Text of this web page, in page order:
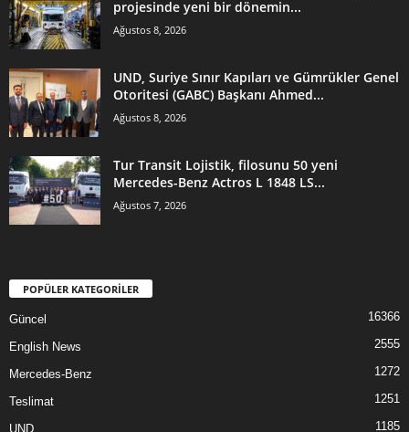
projesinde yeni bir dönemin...
Ağustos 8, 2026
UND, Suriye Sınır Kapıları ve Gümrükler Genel
Otoritesi (GABC) Başkanı Ahmed...
Ağustos 8, 2026
Tur Transit Lojistik, filosunu 50 yeni
Mercedes-Benz Actros L 1848 LS...
Ağustos 7, 2026
POPÜLER KATEGORİLER
Güncel 16366
English News 2555
Mercedes-Benz 1272
Teslimat 1251
UND 1185